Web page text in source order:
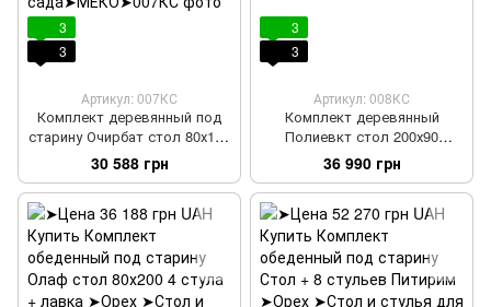
3
3
Артикул: 007КС
Комплект деревянный под
старину Очирбат стол 80х160
+ лавка и два стула
30 588 грн
3
3
Артикул: 008КС
Комплект деревянный
Полиевкт стол 200х90
+лавка 2 шт
36 990 грн